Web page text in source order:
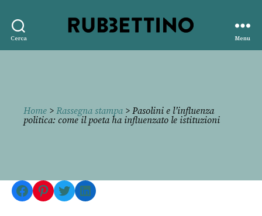
Cerca
editore
Menu
Home > Rassegna stampa> Pasolini e l’influenza
politica: come il poeta ha influenzato le istituzioni
Facebook
Pinterest
TwitterLinkedIn